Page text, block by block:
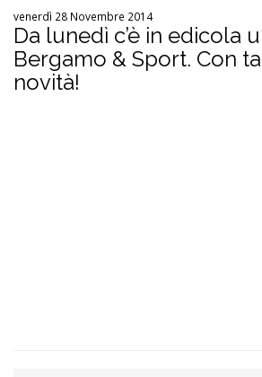
venerdì 28 Novembre 2014
Da lunedì c’è in edicola
Bergamo & Sport. Con
novità!